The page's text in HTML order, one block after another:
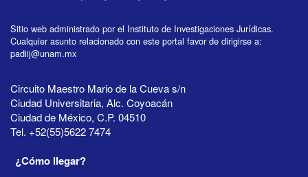
Sitio web administrado por el Instituto de Investigaciones Jurídicas.
Cualquier asunto relacionado con este portal favor de dirigirse a:
padiij@unam.mx
Circuito Maestro Mario de la Cueva s/n
Ciudad Universitaria, Alc. Coyoacán
Ciudad de México, C.P. 04510
Tel. +52(55)5622 7474
¿Cómo llegar?